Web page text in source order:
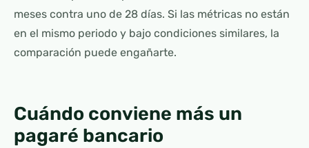
meses contra uno de 28 días. Si las métricas no están
en el mismo periodo y bajo condiciones similares, la
comparación puede engañarte.
Cuándo conviene más un
pagaré bancario